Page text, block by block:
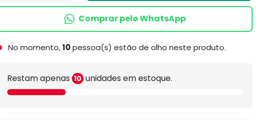
Comprar pelo WhatsApp
No momento,10pessoa(s) estão de olho neste produto.
Restam apenas 10 unidades em estoque.